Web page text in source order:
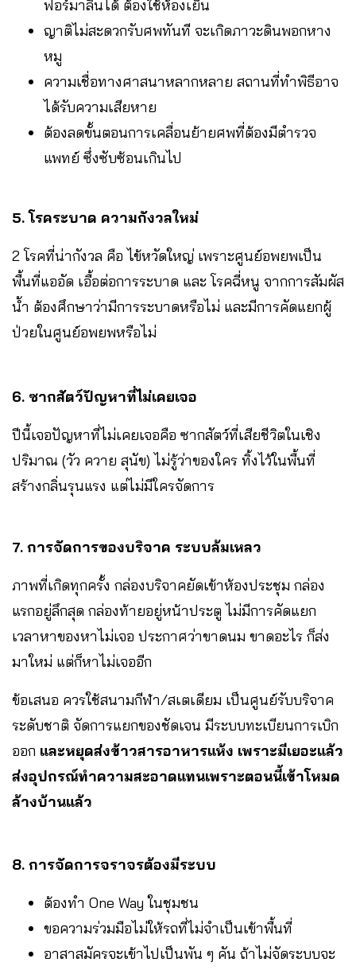
ฟอร์มาลินได้ ต้องใช้ห้องเย็น
ญาติไม่สะดวกรับศพทันที จะเกิดภาวะดินพอกหาง
หมู
ความเชื่อทางศาสนาหลากหลาย สถานที่ทำพิธีอาจ
ได้รับความเสียหาย
ต้องลดขั้นตอนการเคลื่อนย้ายศพที่ต้องมีตำรวจ
แพทย์ ซึ่งซับซ้อนเกินไป
5. โรคระบาด ความกังวลใหม่
2 โรคที่น่ากังวล คือ ไข้หวัดใหญ่ เพราะศูนย์อพยพเป็น
พื้นที่แออัด เอื้อต่อการระบาด และ โรคฉี่หนู จากการสัมผัส
น้ำ ต้องศึกษาว่ามีการระบาดหรือไม่ และมีการคัดแยกผู้
ป่วยในศูนย์อพยพหรือไม่
6. ซากสัตว์ปัญหาที่ไม่เคยเจอ
ปีนี้เจอปัญหาที่ไม่เคยเจอคือ ซากสัตว์ที่เสียชีวิตในเชิง
ปริมาณ (วัว ควาย สุนัข) ไม่รู้ว่าของใคร ทิ้งไว้ในพื้นที่
สร้างกลิ่นรุนแรง แต่ไม่มีใครจัดการ
7. การจัดการของบริจาค ระบบล้มเหลว
ภาพที่เกิดทุกครั้ง กล่องบริจาคยัดเข้าห้องประชุม กล่อง
แรกอยู่ลึกสุด กล่องท้ายอยู่หน้าประตู ไม่มีการคัดแยก
เวลาหาของหาไม่เจอ ประกาศว่าขาดนม ขาดอะไร ก็ส่ง
มาใหม่ แต่ก็หาไม่เจออีก
ข้อเสนอ ควรใช้สนามกีฬา/สเตเดียม เป็นศูนย์รับบริจาค
ระดับชาติ จัดการแยกของชัดเจน มีระบบทะเบียนการเบิก
ออก และหยุดส่งข้าวสารอาหารแห้ง เพราะมีเยอะแล้ว
ส่งอุปกรณ์ทำความสะอาดแทนเพราะตอนนี้เข้าโหมด
ล้างบ้านแล้ว
8. การจัดการจราจรต้องมีระบบ
ต้องทำ One Way ในชุมชน
ขอความร่วมมือไม่ให้รถที่ไม่จำเป็นเข้าพื้นที่
อาสาสมัครจะเข้าไปเป็นพัน ๆ คัน ถ้าไม่จัดระบบจะ